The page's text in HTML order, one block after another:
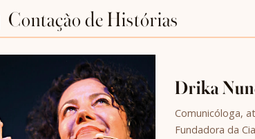
Contação de Histórias
Drika
Comunicóloga,
Fundadora da